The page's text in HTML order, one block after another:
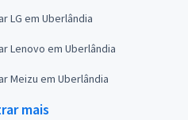
LG em Uberlândia
Lenovo em Uberlândia
Meizu em Uberlândia
mais